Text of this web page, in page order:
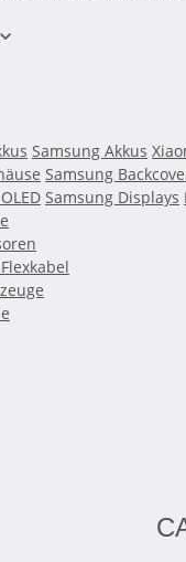
Samsung Akkus
Samsung
Samsung Displays